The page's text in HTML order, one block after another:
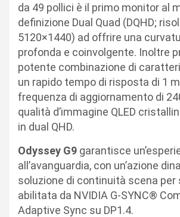
da 49 pollici è il primo monitor al
definizione Dual Quad (DQHD;
5120×1440) ad offrire una
profonda e coinvolgente. Inoltre
potente combinazione di
un rapido tempo di risposta di 1
frequenza di aggiornamento di
qualità d’immagine QLED
in dual QHD.
Odyssey G9 garantisce
all’avanguardia, con un’azione
soluzione di continuità scena per
abilitata da NVIDIA G-SYNC®
Adaptive Sync su DP1.4.